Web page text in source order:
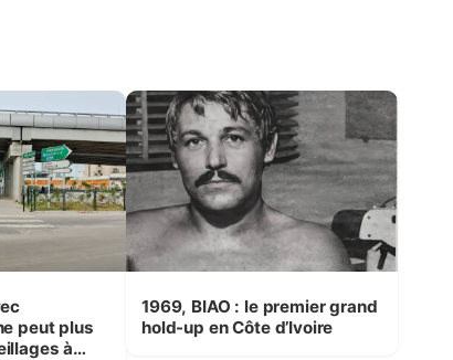
peut plus
à
1969, BIAO : le premier grand
hold-up en Côte d’Ivoire